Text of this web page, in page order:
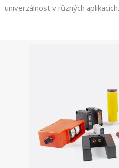
univerzálnost v různých aplikacích.